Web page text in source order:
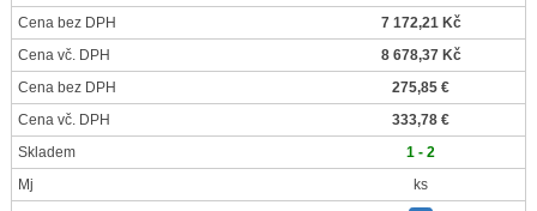
Cena bez DPH
7 172,21 Kč
Cena vč. DPH
8 678,37 Kč
Cena bez DPH
275,85 €
Cena vč. DPH
333,78 €
Skladem
1 - 2
Mj
ks